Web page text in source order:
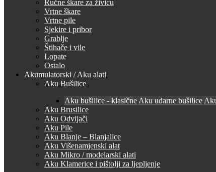
Ručne škare za živicu
Vrtne škare
Vrtne pile
Sjekire i pribor
Grablje
Štihače i vile
Lopate
Ostalo
Akumulatorski / Aku alati
Aku Bušilice
Aku bušilice - klasične Aku udarne bušilice
Aku Brusilice
Aku Odvijači
Aku Pile
Aku Blanje – Blanjalice
Aku Višenamjenski alat
Aku Mikro / modelarski alati
Aku Klamerice i pištolji za ljepljenje